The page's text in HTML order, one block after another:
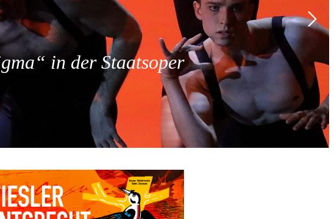
in der Staatsoper